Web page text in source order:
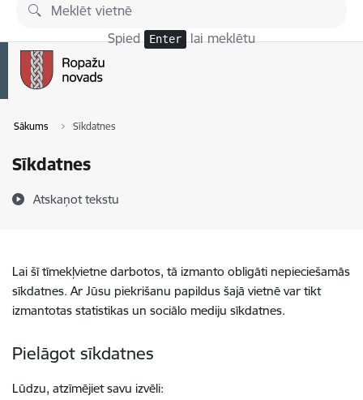
Pāriet uz lapas saturu
Spied Enter lai meklētu
Sākums Sīkdatnes
Sīkdatnes
Atskaņot tekstu
Lai šī tīmekļvietne darbotos, tā izmanto obligāti nepieciešamās
sīkdatnes. Ar Jūsu piekrišanu papildus šajā vietnē var tikt
izmantotas statistikas un sociālo mediju sīkdatnes.
Pielāgot sīkdatnes
Lūdzu, atzīmējiet savu izvēli: